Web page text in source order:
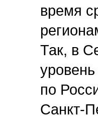
время
Так, в
по
Санкт-